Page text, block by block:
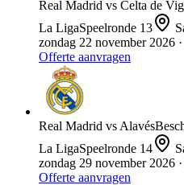
Real Madrid vs Celta de
La LigaSpeelronde 13
zondag 22 november 2026
Offerte aanvragen
Real Madrid vs Alavés
La LigaSpeelronde 14
zondag 29 november 2026
Offerte aanvragen